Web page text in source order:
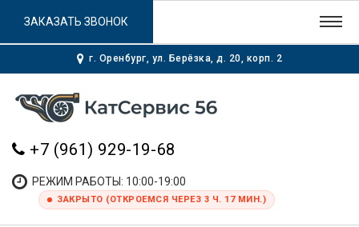
г. Оренбург, ул. Берёзка, д. 20, корп. 2
+7 (961) 929-19-68
РЕЖИМ РАБОТЫ: 10:00-19:00
ЗАКРЫТО (ОТКРОЕМСЯ ЧЕРЕЗ 3 Ч. 17 МИН.)
ЗАКАЗАТЬ ЗВОНОК